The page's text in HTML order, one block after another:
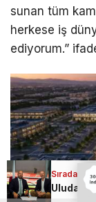
sunan tüm
herkese iş
ediyorum.”
Sıradaki